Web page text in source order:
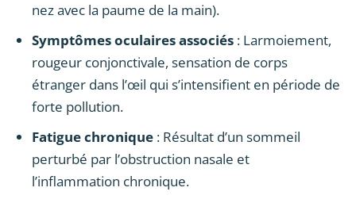
nez avec la paume de la main).
Symptômes oculaires associés : Larmoiement,
rougeur conjonctivale, sensation de corps
étranger dans l’œil qui s’intensifient en période de
forte pollution.
Fatigue chronique : Résultat d’un sommeil
perturbé par l’obstruction nasale et
l’inflammation chronique.